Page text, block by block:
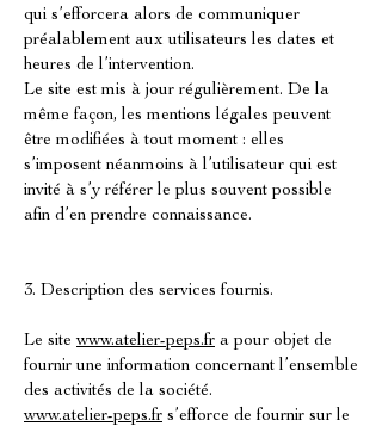
qui s’efforcera alors de communiquer
préalablement aux utilisateurs les dates et
heures de l’intervention.
Le site est mis à jour régulièrement. De la
même façon, les mentions légales peuvent
être modifiées à tout moment : elles
s’imposent néanmoins à l’utilisateur qui est
invité à s’y référer le plus souvent possible
afin d’en prendre connaissance.
3. Description des services fournis.
Le site www.atelier-peps.fr a pour objet de
fournir une information concernant l’ensemble
des activités de la société.
www.atelier-peps.fr s’efforce de fournir sur le